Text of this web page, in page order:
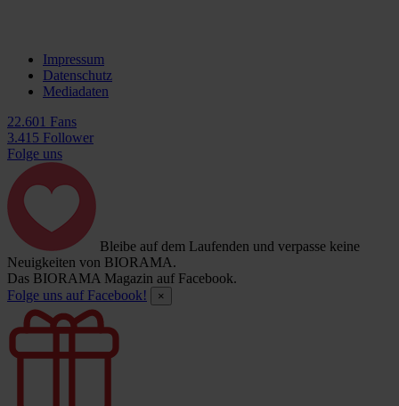
Impressum
Datenschutz
Mediadaten
22.601 Fans
3.415 Follower
Folge uns
Bleibe auf dem Laufenden und verpasse keine
Neuigkeiten von BIORAMA.
Das BIORAMA Magazin auf Facebook.
Folge uns auf Facebook!
×